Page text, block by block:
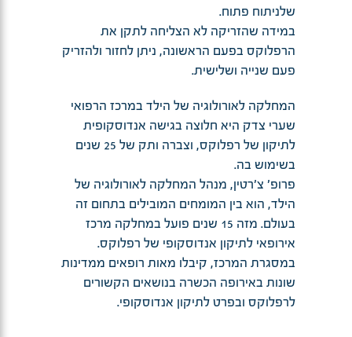
שלניתוח פתוח.
במידה שהזריקה לא הצליחה לתקן את
הרפלוקס בפעם הראשונה, ניתן לחזור ולהזריק
פעם שנייה ושלישית.
המחלקה לאורולוגיה של הילד במרכז הרפואי
שערי צדק היא חלוצה בגישה אנדוסקופית
לתיקון של רפלוקס, וצברה ותק של 25 שנים
בשימוש בה.
פרופ' צ'רטין, מנהל המחלקה לאורולוגיה של
הילד, הוא בין המומחים המובילים בתחום זה
בעולם. מזה 15 שנים פועל במחלקה מרכז
אירופאי לתיקון אנדוסקופי של רפלוקס.
במסגרת המרכז, קיבלו מאות רופאים ממדינות
שונות באירופה הכשרה בנושאים הקשורים
לרפלוקס ובפרט לתיקון אנדוסקופי.